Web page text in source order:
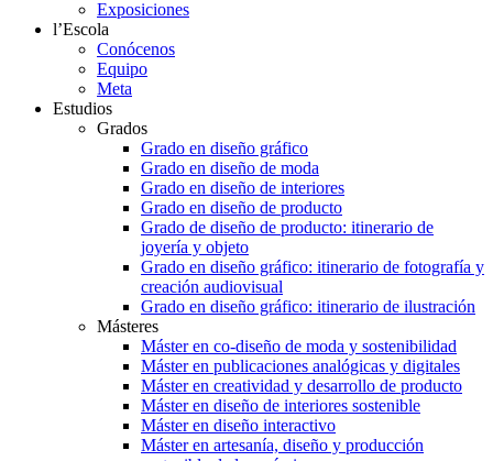
Exposiciones
l’Escola
Conócenos
Equipo
Meta
Estudios
Grados
Grado en diseño gráfico
Grado en diseño de moda
Grado en diseño de interiores
Grado en diseño de producto
Grado de diseño de producto: itinerario de
joyería y objeto
Grado en diseño gráfico: itinerario de fotografía y
creación audiovisual
Grado en diseño gráfico: itinerario de ilustración
Másteres
Máster en co-diseño de moda y sostenibilidad
Máster en publicaciones analógicas y digitales
Máster en creatividad y desarrollo de producto
Máster en diseño de interiores sostenible
Máster en diseño interactivo
Máster en artesanía, diseño y producción